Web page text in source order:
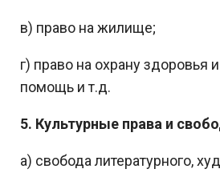
в) право на жилище;
г) право на охрану здоровья
помощь и т.д.
5. Культурные права и
а) свобода литературного,